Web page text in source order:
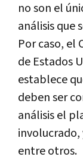
no son el
análisis que
Por caso, el
de Estados
establece
deben ser
análisis el
entre otros.